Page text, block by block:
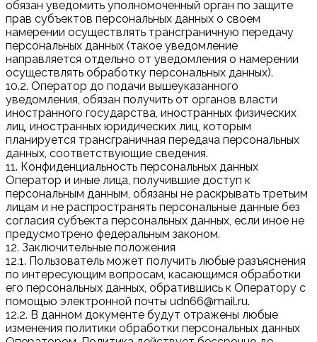
обязан уведомить уполномоченный орган по защите
прав субъектов персональных данных о своем
намерении осуществлять трансграничную передачу
персональных данных (такое уведомление
направляется отдельно от уведомления о намерении
осуществлять обработку персональных данных).
10.2. Оператор до подачи вышеуказанного
уведомления, обязан получить от органов власти
иностранного государства, иностранных физических
лиц, иностранных юридических лиц, которым
планируется трансграничная передача персональных
данных, соответствующие сведения.
11. Конфиденциальность персональных данных
Оператор и иные лица, получившие доступ к
персональным данным, обязаны не раскрывать третьим
лицам и не распространять персональные данные без
согласия субъекта персональных данных, если иное не
предусмотрено федеральным законом.
12. Заключительные положения
12.1. Пользователь может получить любые разъяснения
по интересующим вопросам, касающимся обработки
его персональных данных, обратившись к Оператору с
помощью электронной почты udn66@mail.ru.
12.2. В данном документе будут отражены любые
изменения политики обработки персональных данных